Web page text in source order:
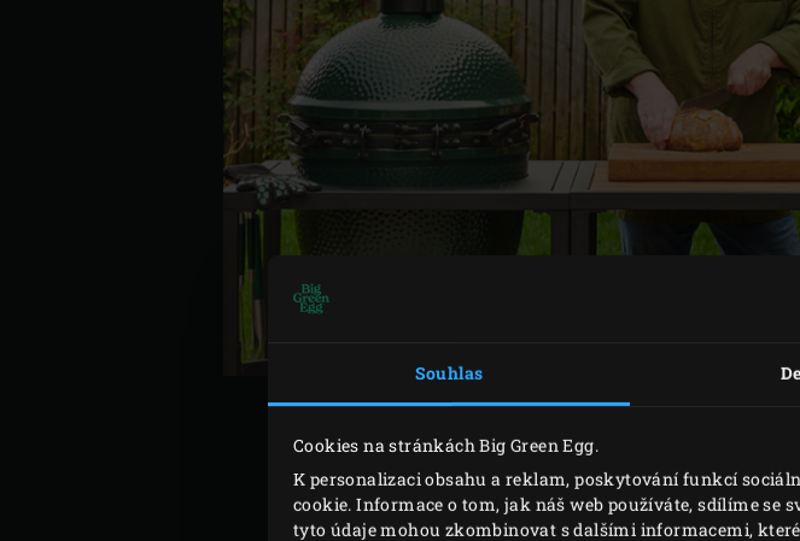
Souhlas
Cookies na stránkách Big Green Egg.
K personalizaci obsahu a reklam, poskytování funkcí
cookie. Informace o tom, jak náš web používáte, sdílíme
tyto údaje mohou zkombinovat s dalšími informacemi,
Zapalte dřevěnéuhlív Big Green Egg, vložte
máslo oloupejte a nakrájejte cibuli a česnek. Z klínků